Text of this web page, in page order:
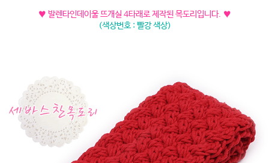
♥ 발렌타인데이울 뜨개실 4타래로 제작된 목도리입니다. ♥
(색상번호 : 빨강 색상)